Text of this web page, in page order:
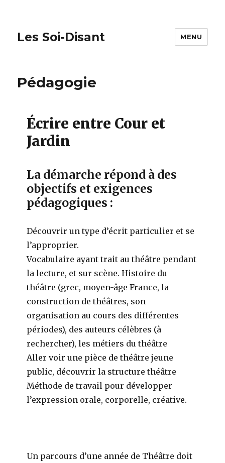
Les Soi-Disant MENU
Pédagogie
Écrire entre Cour et
Jardin
La démarche répond à des
objectifs et exigences
pédagogiques :
Découvrir un type d’écrit particulier et se
l’approprier.
Vocabulaire ayant trait au théâtre pendant
la lecture, et sur scène. Histoire du
théâtre (grec, moyen-âge France, la
construction de théâtres, son
organisation au cours des différentes
périodes), des auteurs célèbres (à
rechercher), les métiers du théâtre
Aller voir une pièce de théâtre jeune
public, découvrir la structure théâtre
Méthode de travail pour développer
l’expression orale, corporelle, créative.
Un parcours d’une année de Théâtre doit